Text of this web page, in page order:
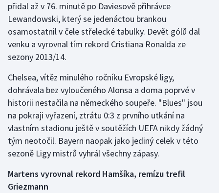
Ragby
Rychlobruslení
Rychlostní kanoistika
Short track
Sportovní střelba
Stolní tenis
Triatlon
Veslování
přidal až v 76. minutě po Daviesově přihrávce
Lewandowski, který se jedenáctou brankou
osamostatnil v čele střelecké tabulky. Devět gólů dal
venku a vyrovnal tím rekord Cristiana Ronalda ze
sezony 2013/14.
Chelsea, vítěz minulého ročníku Evropské ligy,
dohrávala bez vyloučeného Alonsa a doma poprvé v
historii nestačila na německého soupeře. "Blues" jsou
na pokraji vyřazení, ztrátu 0:3 z prvního utkání na
vlastním stadionu ještě v soutěžích UEFA nikdy žádný
tým neotočil. Bayern naopak jako jediný celek v této
sezoně Ligy mistrů vyhrál všechny zápasy.
Martens vyrovnal rekord Hamšíka, remízu trefil
Griezmann